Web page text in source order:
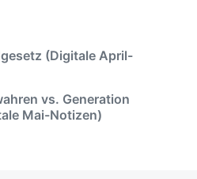
(Digitale April-
vs. Generation
Mai-Notizen)